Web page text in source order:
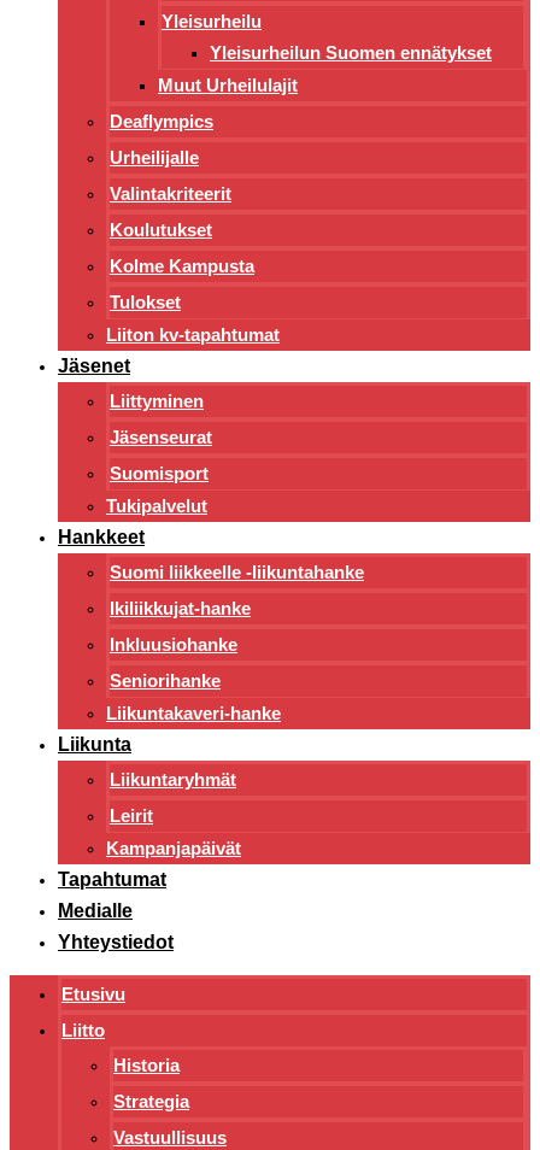
Yleisurheilu
Yleisurheilun Suomen ennätykset
Muut Urheilulajit
Deaflympics
Urheilijalle
Valintakriteerit
Koulutukset
Kolme Kampusta
Tulokset
Liiton kv-tapahtumat
Jäsenet
Liittyminen
Jäsenseurat
Suomisport
Tukipalvelut
Hankkeet
Suomi liikkeelle -liikuntahanke
Ikiliikkujat-hanke
Inkluusiohanke
Seniorihanke
Liikuntakaveri-hanke
Liikunta
Liikuntaryhmät
Leirit
Kampanjapäivät
Tapahtumat
Medialle
Yhteystiedot
Etusivu
Liitto
Historia
Strategia
Vastuullisuus